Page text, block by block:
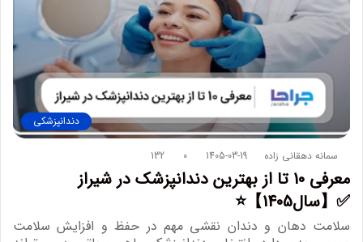
دندانپزشکی
سمانه دهقانی زاده 1405-03-19
0
132
معرفی 10 تا از بهترین دندانپزشک در شیراز
✅【سال1405】⭐
سلامت دهان و دندان نقشی مهم در حفظ و افزایش سلامت